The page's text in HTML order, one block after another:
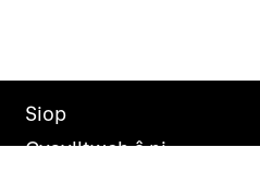
Siop
Cysylltwch â ni